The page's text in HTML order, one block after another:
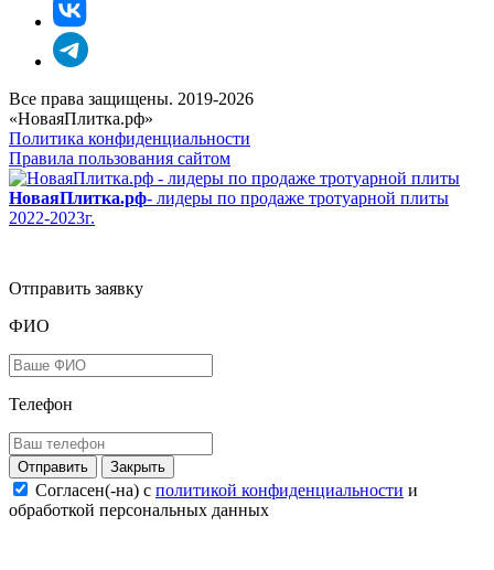
Все права защищены. 2019-2026
«НоваяПлитка.рф»
Политика конфиденциальности
Правила пользования сайтом
НоваяПлитка.рф- лидеры по продаже тротуарной плиты
2022-2023г.
Отправить заявку
ФИО
Телефон
Закрыть
Согласен(-на) c политикой конфиденциальности и
обработкой персональных данных